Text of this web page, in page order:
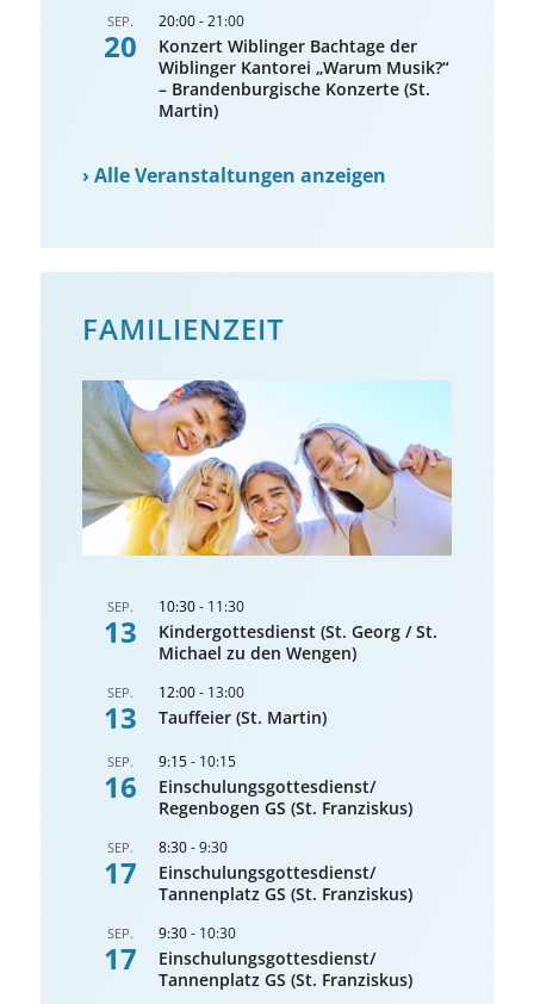
SEP.
20
20:00-21:00
Konzert Wiblinger Bachtage der
Wiblinger Kantorei „Warum Musik?“
– Brandenburgische Konzerte (St.
Martin)
›Alle Veranstaltungen anzeigen
FAMILIENZEIT
SEP.
13
10:30- 11:30
Kindergottesdienst (St. Georg / St.
Michael zu den Wengen)
SEP.
13
12:00- 13:00
Tauffeier (St. Martin)
SEP.
16
9:15- 10:15
Einschulungsgottesdienst/
Regenbogen GS (St. Franziskus)
SEP.
17
8:30-9:30
Einschulungsgottesdienst/
Tannenplatz GS (St. Franziskus)
SEP.
17
9:30- 10:30
Einschulungsgottesdienst/
Tannenplatz GS (St. Franziskus)